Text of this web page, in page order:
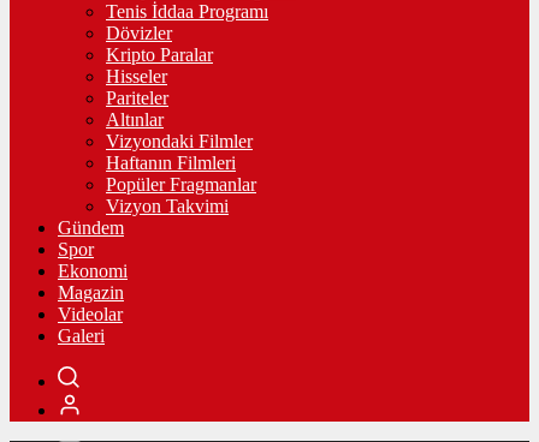
Tenis İddaa Programı
Dövizler
Kripto Paralar
Hisseler
Pariteler
Altınlar
Vizyondaki Filmler
Haftanın Filmleri
Popüler Fragmanlar
Vizyon Takvimi
Gündem
Spor
Ekonomi
Magazin
Videolar
Galeri